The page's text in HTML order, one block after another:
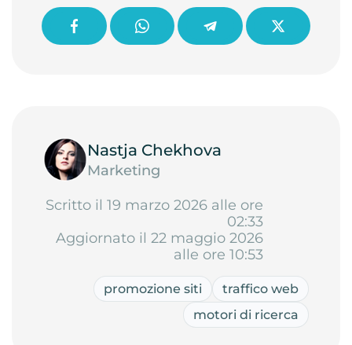
Nastja Chekhova
Marketing
Scritto il 19 marzo 2026 alle ore
02:33
Aggiornato il 22 maggio 2026
alle ore 10:53
promozione siti
traffico web
motori di ricerca